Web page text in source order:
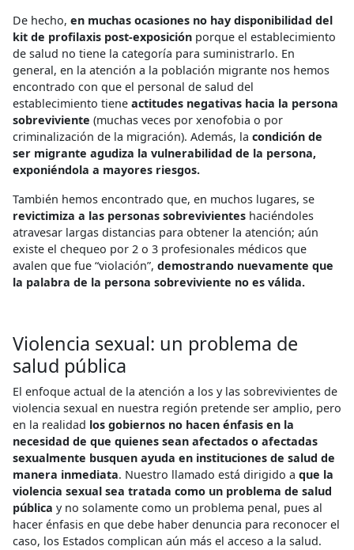
De hecho, en muchas ocasiones no hay disponibilidad del
kit de profilaxis post-exposición porque el establecimiento
de salud no tiene la categoría para suministrarlo. En
general, en la atención a la población migrante nos hemos
encontrado con que el personal de salud del
establecimiento tiene actitudes negativas hacia la persona
sobreviviente (muchas veces por xenofobia o por
criminalización de la migración). Además, la condición de
ser migrante agudiza la vulnerabilidad de la persona,
exponiéndola a mayores riesgos.
También hemos encontrado que, en muchos lugares, se
revictimiza a las personas sobrevivientes haciéndoles
atravesar largas distancias para obtener la atención; aún
existe el chequeo por 2 o 3 profesionales médicos que
avalen que fue “violación”, demostrando nuevamente que
la palabra de la persona sobreviviente no es válida.
Violencia sexual: un problema de
salud pública
El enfoque actual de la atención a los y las sobrevivientes de
violencia sexual en nuestra región pretende ser amplio, pero
en la realidad los gobiernos no hacen énfasis en la
necesidad de que quienes sean afectados o afectadas
sexualmente busquen ayuda en instituciones de salud de
manera inmediata. Nuestro llamado está dirigido a que la
violencia sexual sea tratada como un problema de salud
pública y no solamente como un problema penal, pues al
hacer énfasis en que debe haber denuncia para reconocer el
caso, los Estados complican aún más el acceso a la salud.